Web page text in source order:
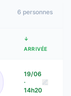
6 personnes
↓
ARRIVÉE
19/06
·
14h20